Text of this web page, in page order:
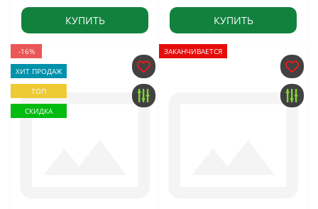
КУПИТЬ КУПИТЬ
-16%
ХИТ ПРОДАЖ
ТОП
СКИДКА
ЗАКАНЧИВАЕТСЯ